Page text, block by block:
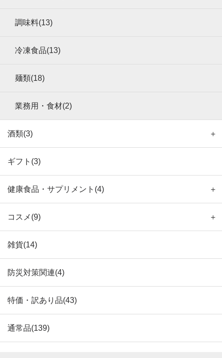
調味料(13)
冷凍食品(13)
麺類(18)
業務用・食材(2)
酒類(3) ＋
ギフト(3)
健康食品・サプリメント(4) ＋
コスメ(9) ＋
雑貨(14)
防災対策関連(4)
特価・訳あり品(43)
通常品(139)